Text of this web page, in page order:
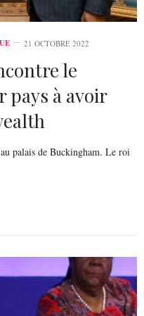
21 OCTOBRE 2022
le
pays à avoir
palais de Buckingham. Le roi